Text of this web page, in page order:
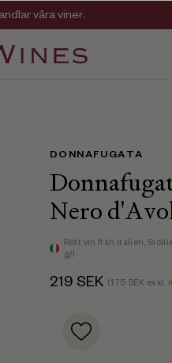
& personlighet
våra viner.
DONNAFUGATA
Nero
Rött vin från Italien,
g/l
219 SEK (175 SEK exkl.